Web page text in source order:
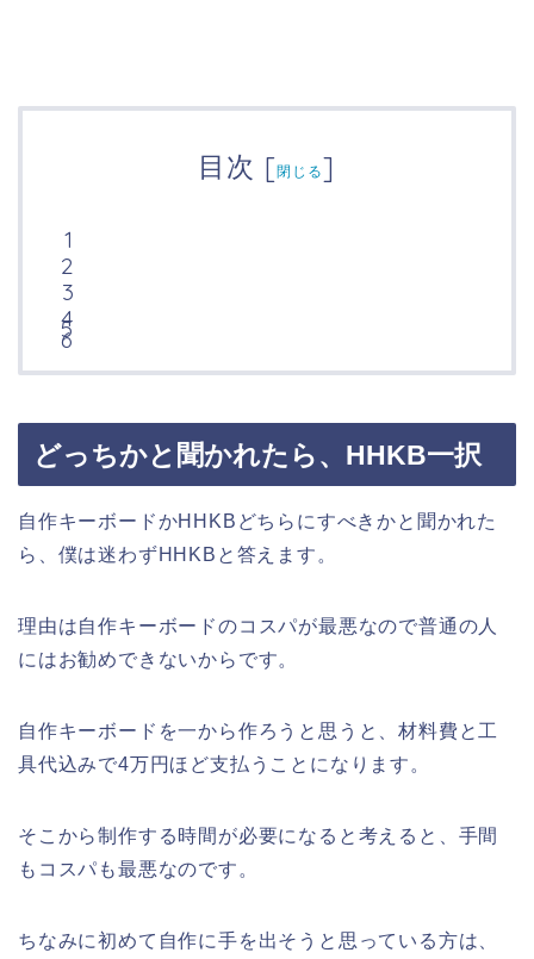
目次 [閉じる]
どっちかと聞かれたら、HHKB一択
自作キーボードかHHKBどちらにすべきかと聞かれた
ら、僕は迷わずHHKBと答えます。
理由は自作キーボードのコスパが最悪なので普通の人
にはお勧めできないからです。
自作キーボードを一から作ろうと思うと、材料費と工
具代込みで4万円ほど支払うことになります。
そこから制作する時間が必要になると考えると、手間
もコスパも最悪なのです。
ちなみに初めて自作に手を出そうと思っている方は、